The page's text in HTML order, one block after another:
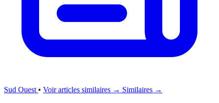
Sud Ouest • Voir articles similaires → Similaires →